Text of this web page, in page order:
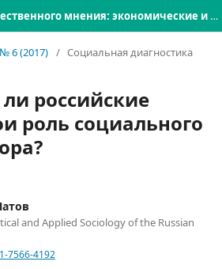
Мониторинг общественного мнения: экономические и социальные перемены
№ 6 (2017) / Социальная диагностика
российские
роль социального
and Applied Sociology of the Russian
7566-4192